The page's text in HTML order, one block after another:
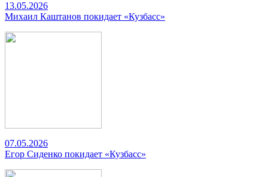
13.05.2026
Михаил Каштанов покидает «Кузбасс»
07.05.2026
Егор Сиденко покидает «Кузбасс»